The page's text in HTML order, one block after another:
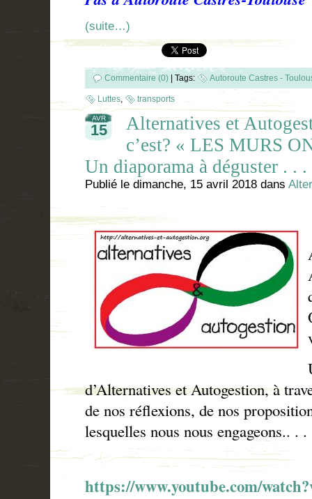
(suite…)
Commentaire (0) Tags: Autoroute Castres -
Luttes, transports
AVR
15
Alternatives et
c’est? « LES MURS
Un diaporama à déguster . . .
Publié le dimanche, 15 avril 2018 dans
d’Alternatives et Autogestion, à
de nos réflexions, de nos
lesquelles nous nous engageons.. . .
https://www.youtube.com/